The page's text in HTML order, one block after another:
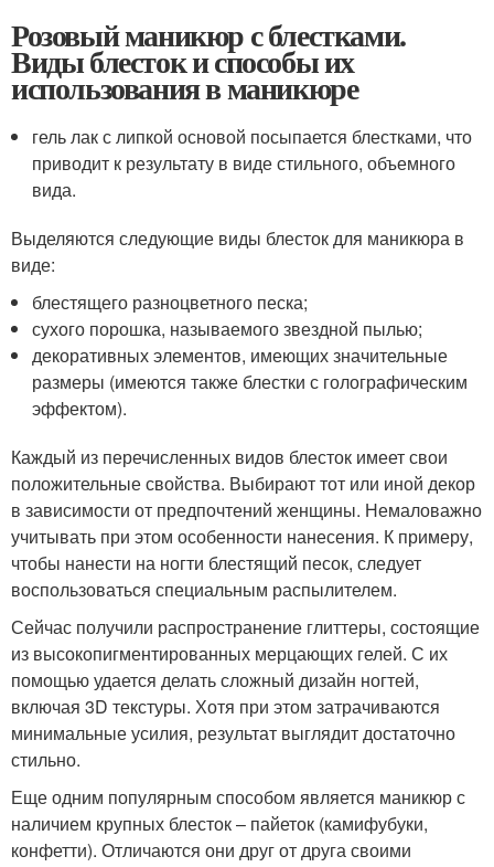
Розовый маникюр с блестками.
Виды блесток и способы их
использования в маникюре
гель лак с липкой основой посыпается блестками, что
приводит к результату в виде стильного, объемного
вида.
Выделяются следующие виды блесток для маникюра в
виде:
блестящего разноцветного песка;
сухого порошка, называемого звездной пылью;
декоративных элементов, имеющих значительные
размеры (имеются также блестки с голографическим
эффектом).
Каждый из перечисленных видов блесток имеет свои
положительные свойства. Выбирают тот или иной декор
в зависимости от предпочтений женщины. Немаловажно
учитывать при этом особенности нанесения. К примеру,
чтобы нанести на ногти блестящий песок, следует
воспользоваться специальным распылителем.
Сейчас получили распространение глиттеры, состоящие
из высокопигментированных мерцающих гелей. С их
помощью удается делать сложный дизайн ногтей,
включая 3D текстуры. Хотя при этом затрачиваются
минимальные усилия, результат выглядит достаточно
стильно.
Еще одним популярным способом является маникюр с
наличием крупных блесток – пайеток (камифубуки,
конфетти). Отличаются они друг от друга своими